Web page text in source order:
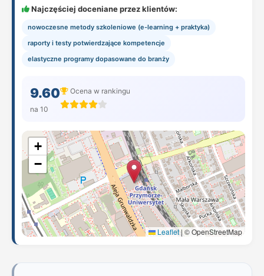
Najczęściej doceniane przez klientów:
nowoczesne metody szkoleniowe (e-learning + praktyka)
raporty i testy potwierdzające kompetencje
elastyczne programy dopasowane do branży
9.60
na 10
Ocena w rankingu
+
−
Leaflet | © OpenStreetMap